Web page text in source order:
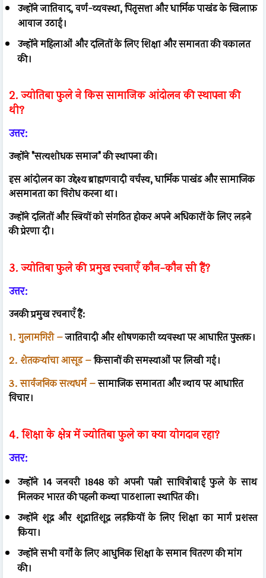
उन्होंने जातिवाद, वर्ण-व्यवस्था, पितृसत्ता और धार्मिक पाखंड के खिलाफ़
आवाज उठाई।
उन्होंने महिलाओं और दलितों के लिए शिक्षा और समानता की वकालत
की।
2. ज्योतिबा फुले ने किस सामाजिक आंदोलन की स्थापना की
थी?
उत्तर:
उन्होंने "सत्यशोधक समाज" की स्थापना की।
इस आंदोलन का उद्देश्य ब्राह्मणवादी वर्चस्व, धार्मिक पाखंड और सामाजिक
असमानता का विरोध करना था।
उन्होंने दलितों और स्त्रियों को संगठित होकर अपने अधिकारों के लिए लड़ने
की प्रेरणा दी।
3. ज्योतिबा फुले की प्रमुख रचनाएँ कौन-कौन सी हैं?
उत्तर:
उनकी प्रमुख रचनाएँ हैं:
1. गुलामगिरी –जातिवादी और शोषणकारी व्यवस्था पर आधारित पुस्तक।
2. शेतकऱ्यांचा आसूड –किसानों की समस्याओं पर लिखी गई।
3. सार्वजनिक सत्यधर्म –सामाजिक समानता और न्याय पर आधारित
विचार।
4. शिक्षा के क्षेत्र में ज्योतिबा फुले का क्या योगदान रहा?
उत्तर:
उन्होंने 14 जनवरी 1848 को अपनी पत्नी सावित्रीबाई फुले के साथ
मिलकर भारत की पहली कन्या पाठशाला स्थापित की।
उन्होंने शूद्र और शूद्रातिशूद्र लड़कियों के लिए शिक्षा का मार्ग प्रशस्त
किया।
उन्होंने सभी वर्गों के लिए आधुनिक शिक्षा के समान वितरण की मांग
की।